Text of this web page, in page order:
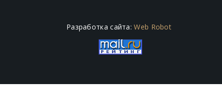
Разработка сайта:Web Robot